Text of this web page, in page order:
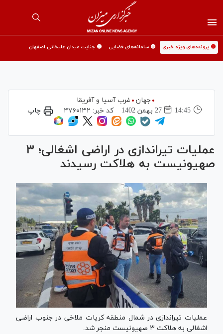
🟡 پرونده‌های ویژه خبری 🟡 سامانه‌های قضایی 🟡 جنایت میدان علیخانی اصفهان
جهان
غرب آسیا و آفریقا
14:45
27 بهمن 1402 کد خبر: ۴۷۶۰۱۳۲ چاپ
عملیات تیراندازی در اراضی اشغالی؛ ۳
صهیونیست به هلاکت رسیدند
عملیات تیراندازی در شمال منطقه کریات ملاخی در جنوب اراضی
اشغالی به هلاکت ۳ صهیونیست منجر شد.